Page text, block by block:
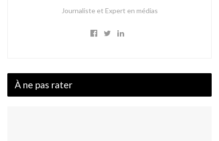
Journaliste et Expert en médias
À ne pas rater